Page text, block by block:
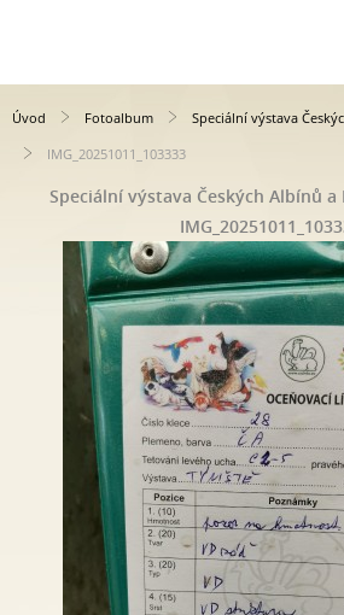
Úvod Fotoalbum
Speciální výstava
IMG_20251011_103333
Speciální výstava Českých Albínů